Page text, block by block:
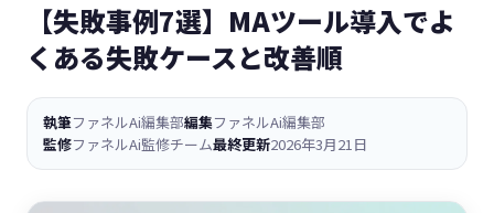
【失敗事例7選】MAツール導入でよ
くある失敗ケースと改善順
執筆ファネルAi編集部編集ファネルAi編集部
監修ファネルAi監修チーム最終更新2026年3月21日